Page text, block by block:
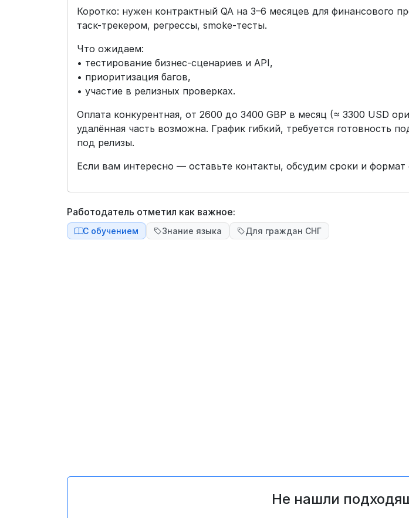
Коротко: нужен контрактный QA на 3–6 месяцев для финансового
таск-трекером, регрессы, smoke-тесты.
Что ожидаем:
• тестирование бизнес-сценариев и API,
• приоритизация багов,
• участие в релизных проверках.
Оплата конкурентная, от 2600 до 3400 GBP в месяц (≈ 3300 USD
удалённая часть возможна. График гибкий, требуется готовность
под релизы.
Если вам интересно — оставьте контакты, обсудим сроки и формат
Работодатель отметил как важное:
С обучением Знание языка Для граждан СНГ
Не нашли